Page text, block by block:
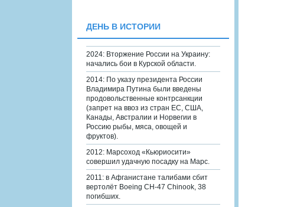
ДЕНЬ В ИСТОРИИ
2024: Вторжение России на Украину:
начались бои в Курской области.
2014: По указу президента России
Владимира Путина были введены
продовольственные контрсанкции
(запрет на ввоз из стран ЕС, США,
Канады, Австралии и Норвегии в
Россию рыбы, мяса, овощей и
фруктов).
2012: Марсоход «Кьюриосити»
совершил удачную посадку на Марс.
2011: в Афганистане талибами сбит
вертолёт Boeing CH-47 Chinook, 38
погибших.